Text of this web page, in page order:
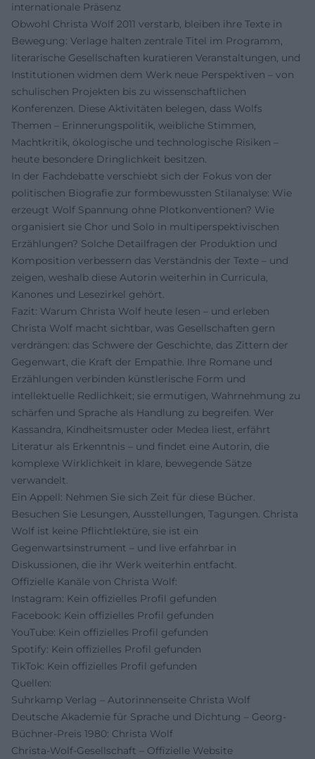
internationale Präsenz
Obwohl Christa Wolf 2011 verstarb, bleiben ihre Texte in
Bewegung: Verlage halten zentrale Titel im Programm,
literarische Gesellschaften kuratieren Veranstaltungen, und
Institutionen widmen dem Werk neue Perspektiven – von
schulischen Projekten bis zu wissenschaftlichen
Konferenzen. Diese Aktivitäten belegen, dass Wolfs
Themen – Erinnerungspolitik, weibliche Stimmen,
Machtkritik, ökologische und technologische Risiken –
heute besondere Dringlichkeit besitzen.
In der Fachdebatte verschiebt sich der Fokus von der
politischen Biografie zur formbewussten Stilanalyse: Wie
erzeugt Wolf Spannung ohne Plotkonventionen? Wie
organisiert sie Chor und Solo in multiperspektivischen
Erzählungen? Solche Detailfragen der Produktion und
Komposition verbessern das Verständnis der Texte – und
zeigen, weshalb diese Autorin weiterhin in Curricula,
Kanones und Lesezirkel gehört.
Fazit: Warum Christa Wolf heute lesen – und erleben
Christa Wolf macht sichtbar, was Gesellschaften gern
verdrängen: das Schwere der Geschichte, das Zittern der
Gegenwart, die Kraft der Empathie. Ihre Romane und
Erzählungen verbinden künstlerische Form und
intellektuelle Redlichkeit; sie ermutigen, Wahrnehmung zu
schärfen und Sprache als Handlung zu begreifen. Wer
Kassandra, Kindheitsmuster oder Medea liest, erfährt
Literatur als Erkenntnis – und findet eine Autorin, die
komplexe Wirklichkeit in klare, bewegende Sätze
verwandelt.
Ein Appell: Nehmen Sie sich Zeit für diese Bücher.
Besuchen Sie Lesungen, Ausstellungen, Tagungen. Christa
Wolf ist keine Pflichtlektüre, sie ist ein
Gegenwartsinstrument – und live erfahrbar in
Diskussionen, die ihr Werk weiterhin entfacht.
Offizielle Kanäle von Christa Wolf:
Instagram: Kein offizielles Profil gefunden
Facebook: Kein offizielles Profil gefunden
YouTube: Kein offizielles Profil gefunden
Spotify: Kein offizielles Profil gefunden
TikTok: Kein offizielles Profil gefunden
Quellen:
Suhrkamp Verlag – Autorinnenseite Christa Wolf
Deutsche Akademie für Sprache und Dichtung – Georg-
Büchner-Preis 1980: Christa Wolf
Christa-Wolf-Gesellschaft – Offizielle Website